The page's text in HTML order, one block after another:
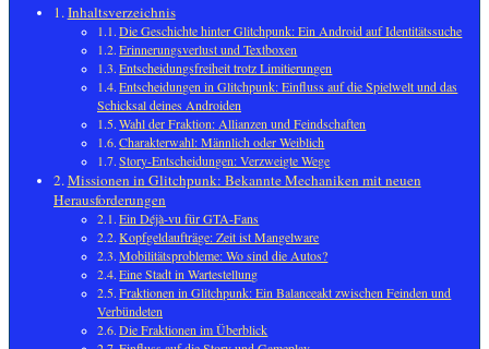
Inhaltsverzeichnis
Die Geschichte hinter Glitchpunk: Ein Android auf Identitätssuche
Erinnerungsverlust und Textboxen
Entscheidungsfreiheit trotz Limitierungen
Entscheidungen in Glitchpunk: Einfluss auf die Spielwelt und das
Schicksal deines Androiden
Wahl der Fraktion: Allianzen und Feindschaften
Charakterwahl: Männlich oder Weiblich
Story-Entscheidungen: Verzweigte Wege
Missionen in Glitchpunk: Bekannte Mechaniken mit neuen
Herausforderungen
Ein Déjà-vu für GTA-Fans
Kopfgeldaufträge: Zeit ist Mangelware
Mobilitätsprobleme: Wo sind die Autos?
Eine Stadt in Wartestellung
Fraktionen in Glitchpunk: Ein Balanceakt zwischen Feinden und
Verbündeten
Die Fraktionen im Überblick